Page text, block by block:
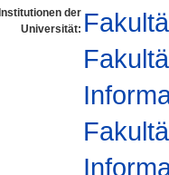
Institutionen der
Universität: